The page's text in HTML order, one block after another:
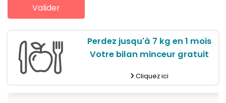
Perdez jusqu'à 7 kg en 1 mois
Votre bilan minceur gratuit
Cliquez ici